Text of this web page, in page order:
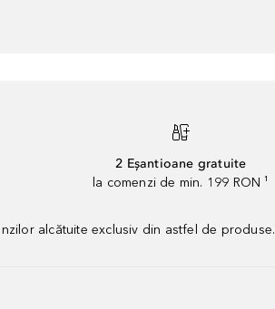
2 Eșantioane gratuite
la comenzi de min. 199 RON ¹
alcătuite exclusiv din astfel de produse.